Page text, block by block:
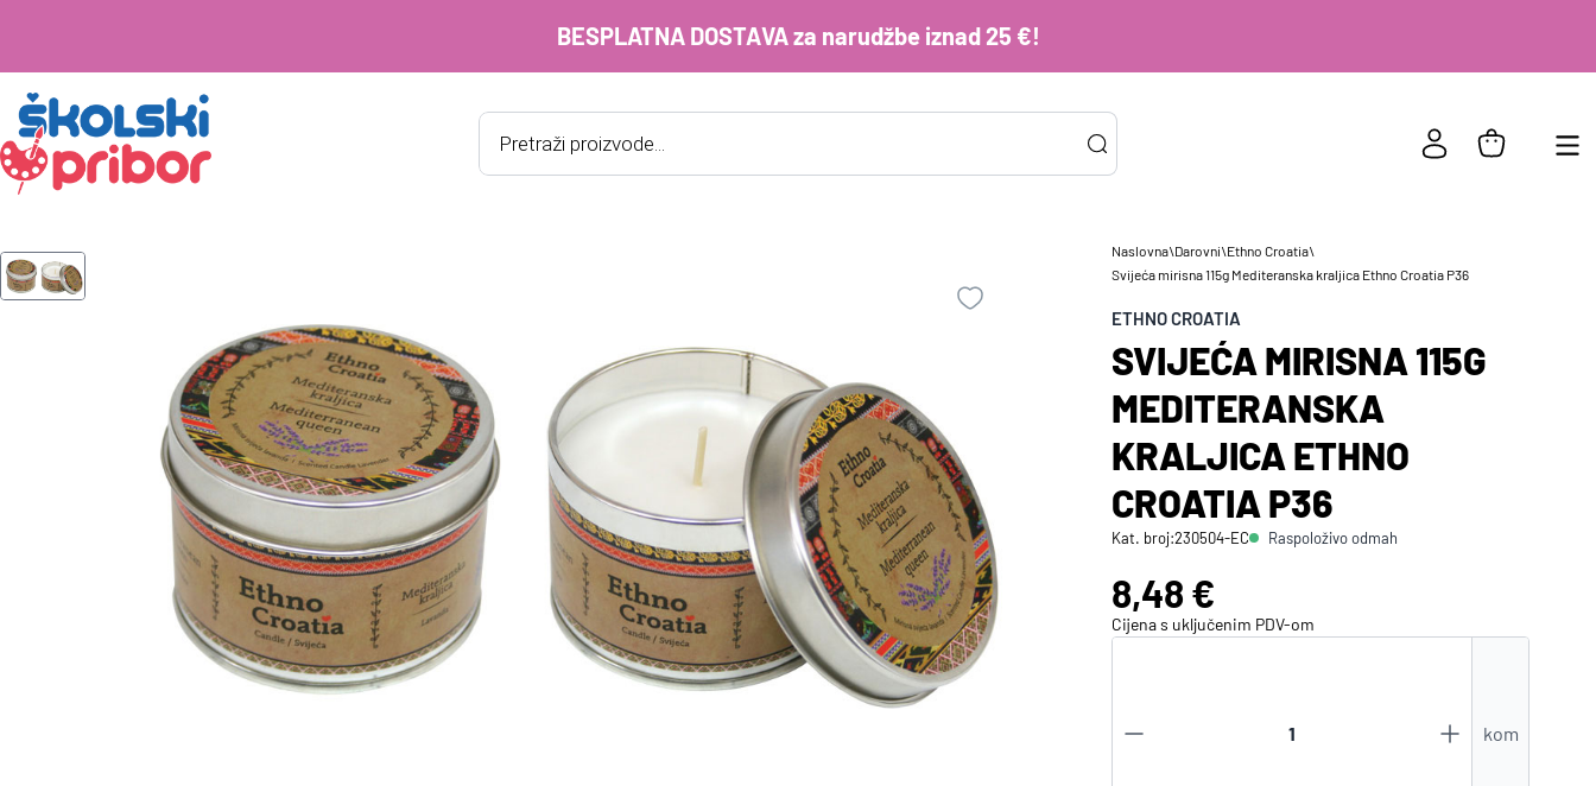
BESPLATNA DOSTAVA za narudžbe iznad 25 €!
Products
search
PRIJAVA POSTOJEĆIH KORISNIKA
korisničko
Zapamti me na ovom uređaju
Prijavite se
Naslovna\Darovni\Ethno Croatia\
Svijeća mirisna 115g Mediteranska kraljica Ethno Croatia P36
ETHNO CROATIA
SVIJEĆA MIRISNA 115G
MEDITERANSKA
KRALJICA ETHNO
CROATIA P36
Kat. broj:230504-EC Raspoloživo odmah
Cijena:
8,48 €
Cijena s uključenim PDV-om
kom